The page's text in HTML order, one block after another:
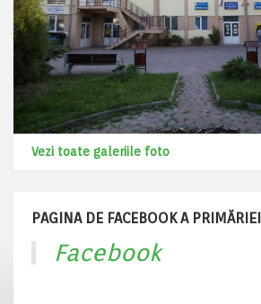
Vezi toate galeriile foto
PAGINA DE FACEBOOK A PRIMĂRIEI
Facebook